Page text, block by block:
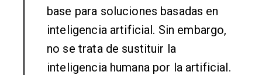
base para soluciones basadas en
inteligencia artificial. Sin embargo,
no se trata de sustituir la
inteligencia humana por la artificial.